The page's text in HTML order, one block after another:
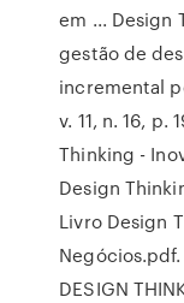
em ... Design
gestão de
incremental
v. 11, n. 16, p.
Thinking -
Design
Livro Design
Negócios.pdf.
DESIGN